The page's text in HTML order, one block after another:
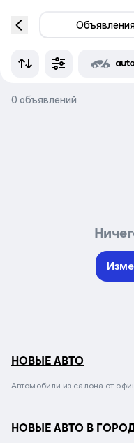
0 объявлений
НОВЫЕ АВТО
Автомобили из салона от
НОВЫЕ АВТО В